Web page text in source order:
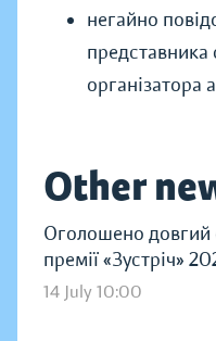
негайно
організатора
Other
Оголошено довгий
премії «Зустріч»
14 July 10:00